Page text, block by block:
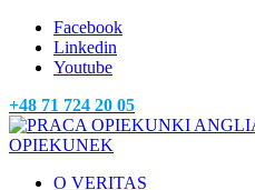
Facebook
Linkedin
Youtube
+48 71 724 20 05
O VERITAS